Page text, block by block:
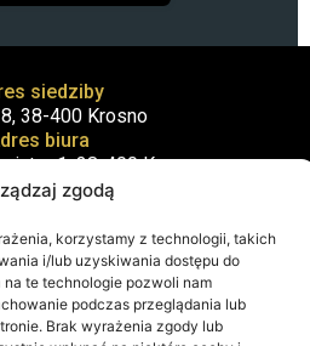
zgodą
korzystamy z technologii, takich
i/lub uzyskiwania dostępu do
te technologie pozwoli nam
podczas przeglądania lub
Brak wyrażenia zgody lub
siedziby
38-400 Krosno
biura
1, 38-400 Krosno